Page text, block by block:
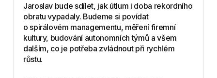
Jaroslav bude sdílet, jak útlum i doba rekordního
obratu vypadaly. Budeme si povídat
o spirálovém managementu, měření firemní
kultury, budování autonomních týmů a všem
dalším, co je potřeba zvládnout při rychlém
růstu.